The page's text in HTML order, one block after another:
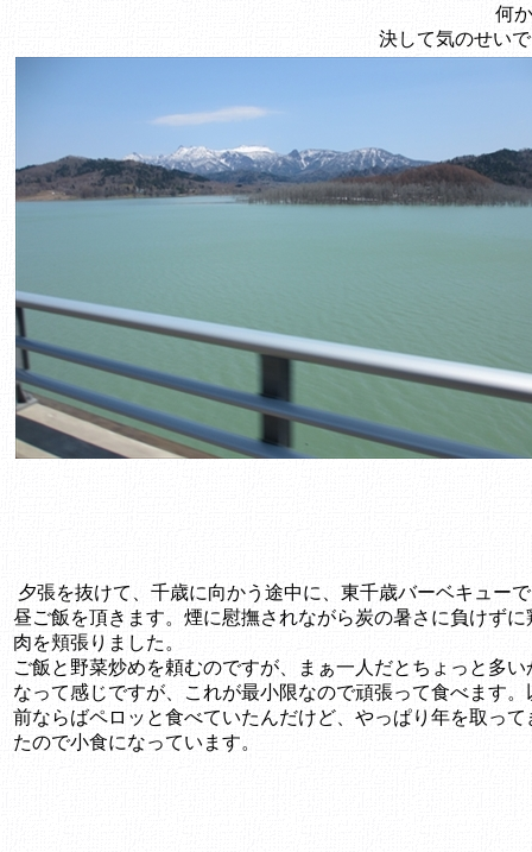
何
決して気のせい
夕張を抜けて、千歳に向かう途中に、東千歳バーベキュー
昼ご飯を頂きます。煙に慰撫されながら炭の暑さに負けずに
肉を頬張りました。
ご飯と野菜炒めを頼むのですが、まぁ一人だとちょっと多い
なって感じですが、これが最小限なので頑張って食べます。
前ならばペロッと食べていたんだけど、やっぱり年を取って
たので小食になっています。